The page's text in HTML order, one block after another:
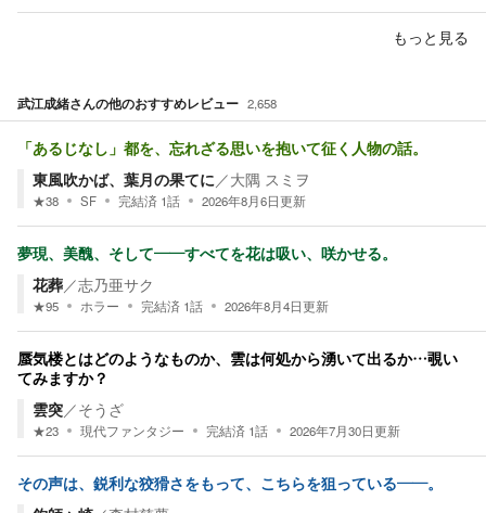
もっと見る
武江成緒さんの他のおすすめレビュー 2,658
「あるじなし」都を、忘れざる思いを抱いて征く人物の話。
東風吹かば、葉月の果てに ／大隅 スミヲ
★38 SF 完結済 1話 2026年8月6日更新
夢現、美醜、そして――すべてを花は吸い、咲かせる。
花葬／志乃亜サク
★95 ホラー 完結済 1話 2026年8月4日更新
蜃気楼とはどのようなものか、雲は何処から湧いて出るか…覗い
てみますか？
雲突／そうざ
★23 現代ファンタジー 完結済 1話 2026年7月30日更新
その声は、鋭利な狡猾さをもって、こちらを狙っている――。